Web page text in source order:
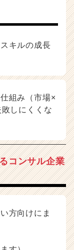
キルの成長
組み（市場×
しにくくな
コンサル企業
方向けにま